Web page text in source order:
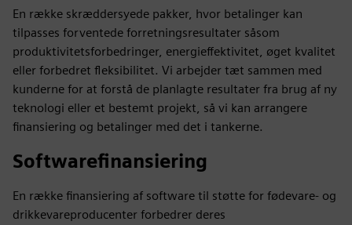
En række skræddersyede pakker, hvor betalinger kan
tilpasses forventede forretningsresultater såsom
produktivitetsforbedringer, energieffektivitet, øget kvalitet
eller forbedret fleksibilitet. Vi arbejder tæt sammen med
kunderne for at forstå de planlagte resultater fra brug af ny
teknologi eller et bestemt projekt, så vi kan arrangere
finansiering og betalinger med det i tankerne.
Softwarefinansiering
En række finansiering af software til støtte for fødevare- og
drikkevareproducenter forbedrer deres